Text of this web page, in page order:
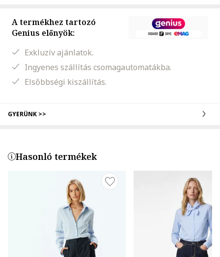
A termékhez tartozó
Genius előnyök:
Exkluzív ajánlatok.
Ingyenes szállítás csomagautomatákba.
Elsőbbségi kiszállítás.
GYERÜNK >>
Hasonló termékek